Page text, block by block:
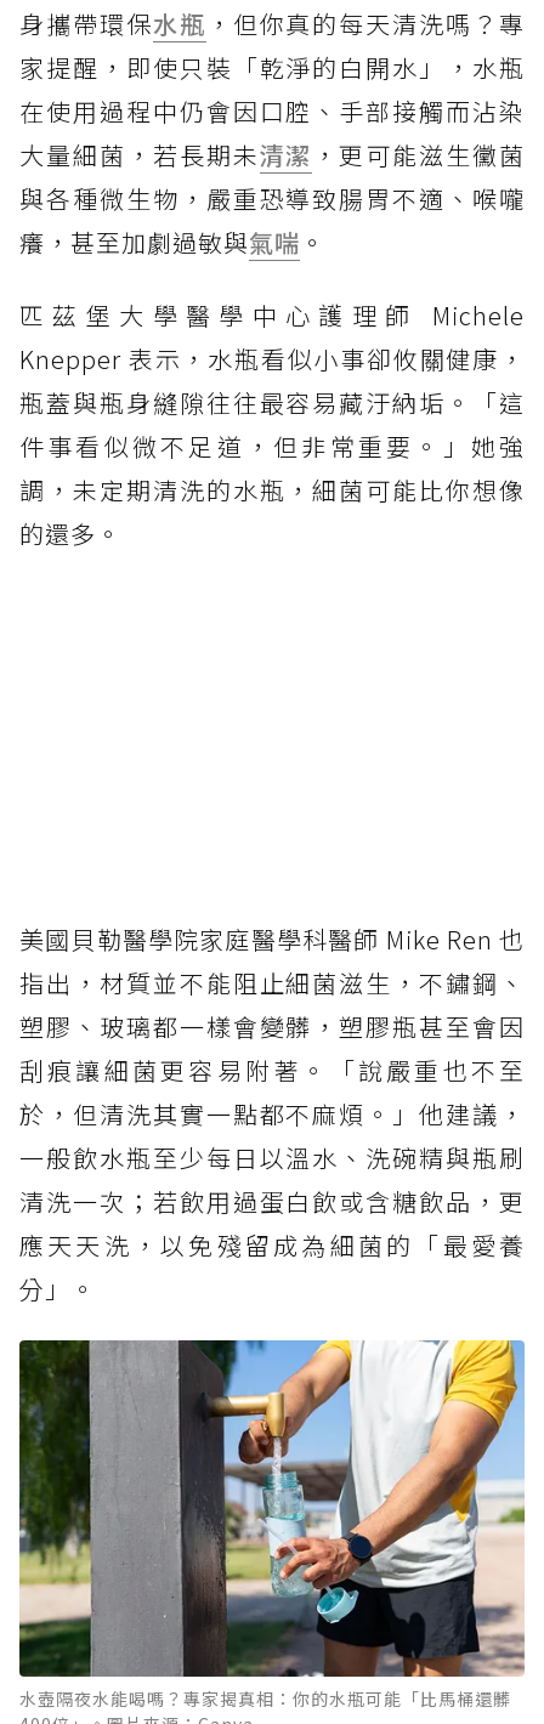
身攜帶環保水瓶 ，但你真的每天清洗嗎？專
家提醒，即使只裝「乾淨的白開水」，水瓶
在使用過程中仍會因口腔、手部接觸而沾染
大量細菌，若長期未清潔 ，更可能滋生黴菌
與各種微生物，嚴重恐導致腸胃不適、喉嚨
癢，甚至加劇過敏與氣喘 。
匹茲堡大學醫學中心護理師 Michele
Knepper 表示，水瓶看似小事卻攸關健康，
瓶蓋與瓶身縫隙往往最容易藏汙納垢。「這
件事看似微不足道，但非常重要。」她強
調，未定期清洗的水瓶，細菌可能比你想像
的還多。
美國貝勒醫學院家庭醫學科醫師 Mike Ren 也
指出，材質並不能阻止細菌滋生，不鏽鋼、
塑膠、玻璃都一樣會變髒，塑膠瓶甚至會因
刮痕讓細菌更容易附著。「說嚴重也不至
於，但清洗其實一點都不麻煩。」他建議，
一般飲水瓶至少每日以溫水、洗碗精與瓶刷
清洗一次；若飲用過蛋白飲或含糖飲品，更
應天天洗，以免殘留成為細菌的「最愛養
分」。
水壺隔夜水能喝嗎？專家揭真相：你的水瓶可能「比馬桶還髒